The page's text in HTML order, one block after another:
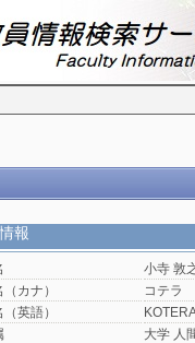
報
小寺 敦
（カナ）
コテラ
（英語）
大学 人